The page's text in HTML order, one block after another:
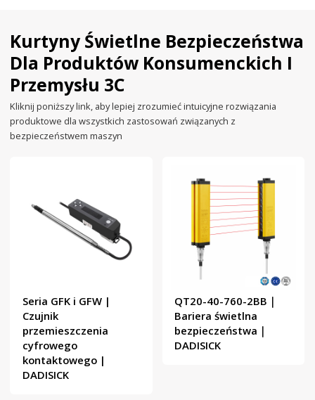
Kurtyny Świetlne Bezpieczeństwa
Dla Produktów Konsumenckich I
Przemysłu 3C
Kliknij poniższy link, aby lepiej zrozumieć intuicyjne rozwiązania
produktowe dla wszystkich zastosowań związanych z
bezpieczeństwem maszyn
Seria GFK i GFW |
Czujnik
przemieszczenia
cyfrowego
kontaktowego |
DADISICK
QT20-40-760-2BB｜
Bariera świetlna
bezpieczeństwa｜
DADISICK